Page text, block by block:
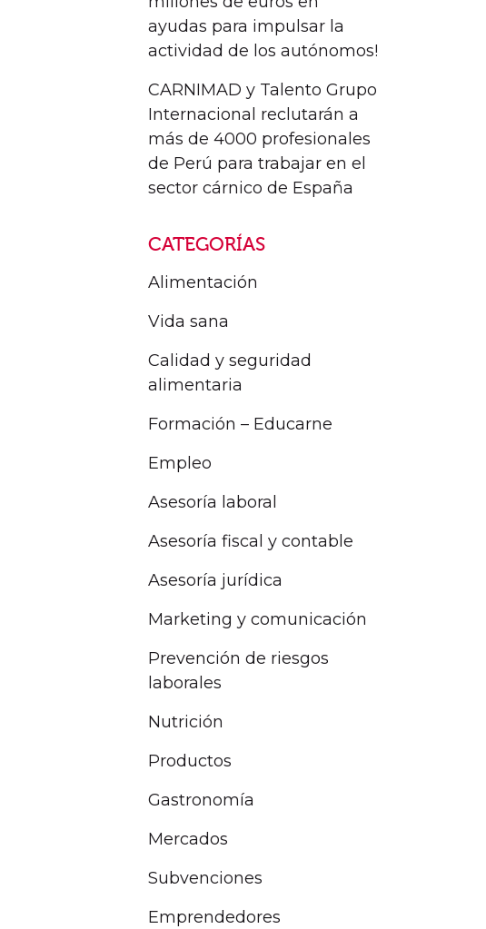
ayudas para impulsar la
actividad de los autónomos!
CARNIMAD y Talento Grupo
Internacional reclutarán a
más de 4000 profesionales
de Perú para trabajar en el
sector cárnico de España
CATEGORÍAS
Alimentación
Vida sana
Calidad y seguridad
alimentaria
Formación – Educarne
Empleo
Asesoría laboral
Asesoría fiscal y contable
Asesoría jurídica
Marketing y comunicación
Prevención de riesgos
laborales
Nutrición
Productos
Gastronomía
Mercados
Subvenciones
Emprendedores